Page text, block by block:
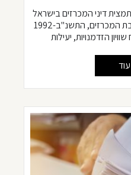
דיני המכרזים בישראל
מבוססים, בין היתר, על חוק חובת המכרזים, התשנ"ב-1992
הזדמנויות, יעילות